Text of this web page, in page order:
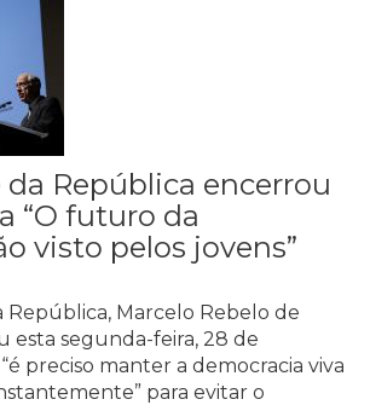
da República encerrou
“O futuro da
visto pelos jovens”
República, Marcelo Rebelo de
esta segunda-feira, 28 de
preciso manter a democracia viva
para evitar o